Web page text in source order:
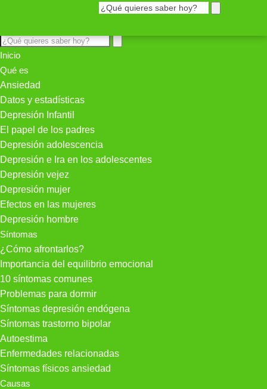
Inicio
Qué es
Ansiedad
Datos y estadísticas
Depresión Infantil
El papel de los padres
Depresión adolescencia
Depresión e Ira en los adolescentes
Depresión vejez
Depresión mujer
Efectos en las mujeres
Depresión hombre
Síntomas
¿Cómo afrontarlos?
Importancia del equilibrio emocional
10 síntomas comunes
Problemas para dormir
Síntomas depresión endógena
Síntomas trastorno bipolar
Autoestima
Enfermedades relacionadas
Síntomas físicos ansiedad
Causas